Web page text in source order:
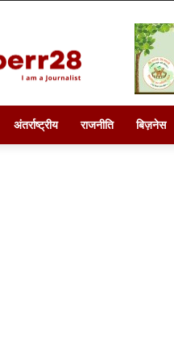
अंतर्राष्ट्रीय राजनीति बिज़नेस